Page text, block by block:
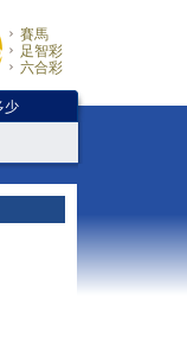
賽馬
足智彩
六合彩
少